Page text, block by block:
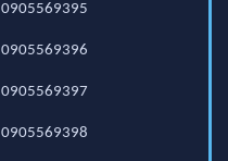
0905569395
0905569396
0905569397
0905569398